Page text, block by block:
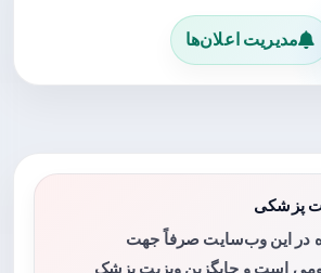
مدیریت اعلان‌ها
پزشکی
در این وب‌سایت صرفاً جهت
است و جایگزین ویزیت پزشک